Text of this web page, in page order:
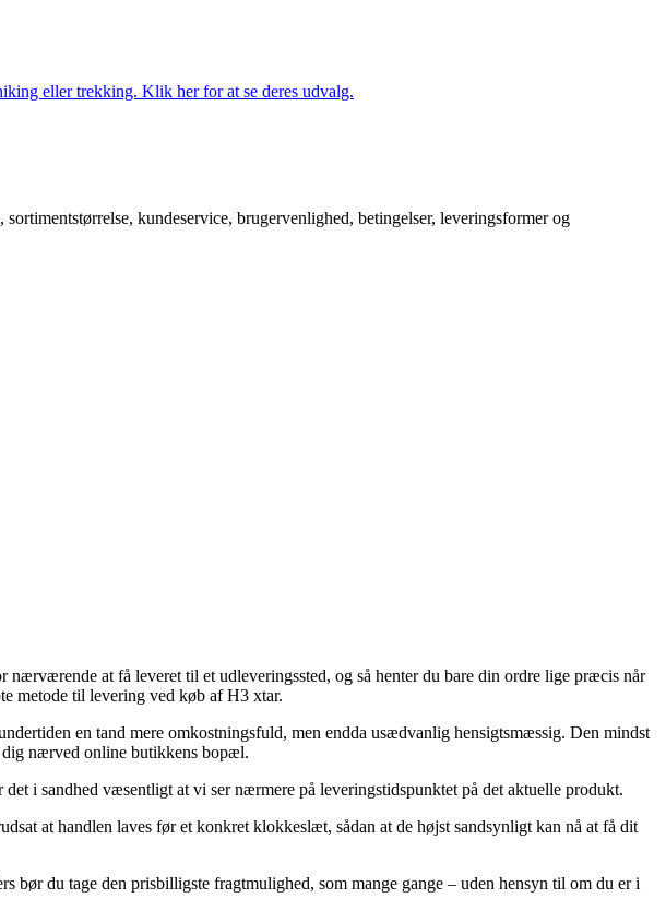
eller trekking. Klik her for at se deres udvalg.
kundeservice, brugervenlighed, betingelser, leveringsformer og
at få leveret til et udleveringssted, og så henter du bare din ordre lige præcis når
metode til levering ved køb af H3 xtar.
en tand mere omkostningsfuld, men endda usædvanlig hensigtsmæssig. Den mindst
nærved online butikkens bopæl.
i sandhed væsentligt at vi ser nærmere på leveringstidspunktet på det aktuelle produkt.
at handlen laves før et konkret klokkeslæt, sådan at de højst sandsynligt kan nå at få dit
bør du tage den prisbilligste fragtmulighed, som mange gange – uden hensyn til om du er i